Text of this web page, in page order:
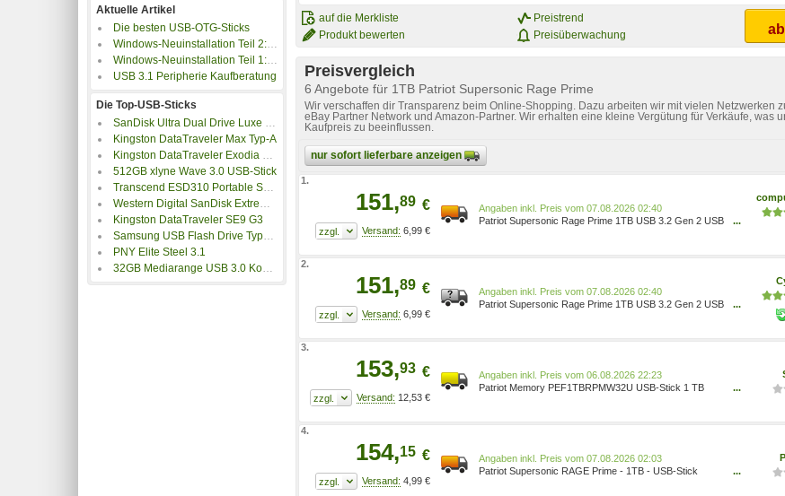
Aktuelle Artikel
Die besten USB-OTG-Sticks
Windows-Neuinstallation Teil 2: Die vier besten Methoden Windows neu zu installieren!
Windows-Neuinstallation Teil 1: Datensicherung & Vorbereitung
USB 3.1 Peripherie Kaufberatung
Die Top-USB-Sticks
SanDisk Ultra Dual Drive Luxe Type-C
Kingston DataTraveler Max Typ-A
Kingston DataTraveler Exodia M USB-Stick
512GB xlyne Wave 3.0 USB-Stick
Transcend ESD310 Portable SSD-Stick
Western Digital SanDisk Extreme PRO Dual Drive
Kingston DataTraveler SE9 G3
Samsung USB Flash Drive Type-C
PNY Elite Steel 3.1
32GB Mediarange USB 3.0 Kombo-Speicherstick mit Type-C
auf die Merkliste
Produkt bewerten
Preistrend
Preisüberwachung
ab
Preisvergleich
6 Angebote für 1TB Patriot Supersonic Rage Prime
Wir verschaffen dir Transparenz beim Online-Shopping. Dazu arbeiten wir mit vielen Netzwerken
eBay Partner Network und Amazon-Partner. Wir erhalten eine kleine Vergütung für Verkäufe, was
Kaufpreis zu beeinflussen.
nur sofort lieferbare anzeigen
1.
151,89 €
6,99 €
Preis vom 07.08.2026 02:40
Patriot Supersonic Rage Prime 1TB USB 3.2 Gen 2 USB
...
2.
151,89 €
6,99 €
Preis vom 07.08.2026 02:40
Patriot Supersonic Rage Prime 1TB USB 3.2 Gen 2 USB
...
3.
153,93 €
12,53 €
Preis vom 06.08.2026 22:23
Patriot Memory PEF1TBRPMW32U USB-Stick 1 TB
...
4.
154,15 €
4,99 €
Preis vom 07.08.2026 02:03
Patriot Supersonic RAGE Prime - 1TB - USB-Stick
...